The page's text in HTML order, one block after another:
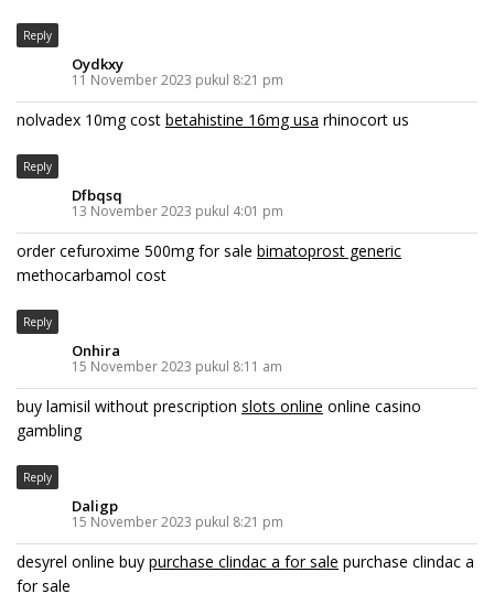
Reply
Oydkxy
11 November 2023 pukul 8:21 pm
nolvadex 10mg cost betahistine 16mg usa rhinocort us
Reply
Dfbqsq
13 November 2023 pukul 4:01 pm
order cefuroxime 500mg for sale bimatoprost generic
methocarbamol cost
Reply
Onhira
15 November 2023 pukul 8:11 am
buy lamisil without prescription slots online online casino
gambling
Reply
Daligp
15 November 2023 pukul 8:21 pm
desyrel online buy purchase clindac a for sale purchase clindac a
for sale